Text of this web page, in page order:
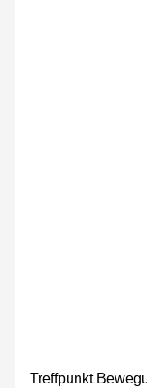
Treffpunkt